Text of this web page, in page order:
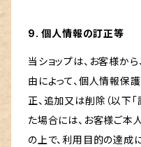
9. 個人情報の訂正等
当ショップは、お客様か
由によって、個人情報保
正、追加又は削除（以下「
た場合には、お客様ご本
の上で、利用目的の達成